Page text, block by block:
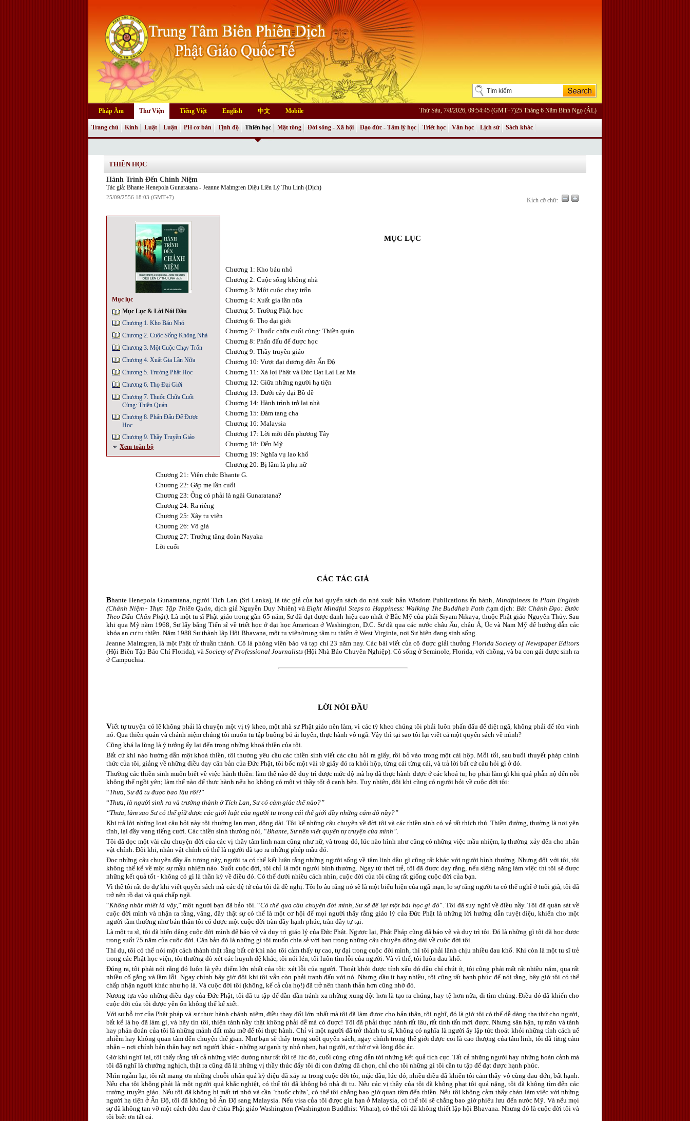
Pháp Âm Thư Viện Tiếng Việt English 中文 Mobile Thứ Sáu, 7/8/2026, 09:54:45 (GMT+7)25 Tháng 6 Năm Bính Ngọ (ÂL)
Trang chủ Kinh Luật Luận PH cơ bản Tịnh độ Thiền học Mật tông Đời sống - Xã hội Đạo đức - Tâm lý học Triết học Văn học Lịch sử Sách khác
THIỀN HỌC
Hành Trình Đến Chính Niệm
Tác giả: Bhante Henepola Gunaratana - Jeanne Malmgren Diệu Liên Lý Thu Linh (Dịch)
25/09/2556 18:03 (GMT+7) Kích cỡ chữ:
Mục lục
Mục Lục & Lời Nói Đầu
Chương 1. Kho Báu Nhỏ
Chương 2. Cuộc Sống Không Nhà
Chương 3. Một Cuộc Chạy Trốn
Chương 4. Xuất Gia Lần Nữa
Chương 5. Trường Phật Học
Chương 6. Thọ Đại Giới
Chương 7. Thuốc Chữa Cuối
Cùng: Thiền Quán
Chương 8. Phấn Đấu Để Được
Học
Chương 9. Thầy Truyền Giáo
Xem toàn bộ
MỤC LỤC
Chương 1: Kho báu nhỏ
Chương 2: Cuộc sống không nhà
Chương 3: Một cuộc chạy trốn
Chương 4: Xuất gia lần nữa
Chương 5: Trường Phật học
Chương 6: Thọ đại giới
Chương 7: Thuốc chữa cuối cùng: Thiền quán
Chương 8: Phấn đấu để được học
Chương 9: Thầy truyền giáo
Chương 10: Vượt đại dương đến Ấn Độ
Chương 11: Xá lợi Phật và Đức Đạt Lai Lạt Ma
Chương 12: Giữa những người hạ tiện
Chương 13: Dưới cây đại Bồ đề
Chương 14: Hành trình trở lại nhà
Chương 15: Đám tang cha
Chương 16: Malaysia
Chương 17: Lời mời đến phương Tây
Chương 18: Đến Mỹ
Chương 19: Nghĩa vụ lao khổ
Chương 20: Bị lầm là phụ nữ
Chương 21: Viên chức Bhante G.
Chương 22: Gặp mẹ lần cuối
Chương 23: Ông có phải là ngài Gunaratana?
Chương 24: Ra riêng
Chương 25: Xây tu viện
Chương 26: Vô giá
Chương 27: Trưởng tăng đoàn Nayaka
Lời cuối
CÁC TÁC GIẢ
Bhante Henepola Gunaratana, người Tích Lan (Sri Lanka), là tác giả của hai quyển sách do nhà xuất bản Wisdom Publications ấn hành, Mindfulness In Plain English
(Chánh Niệm - Thực Tập Thiền Quán, dịch giả Nguyễn Duy Nhiên) vàEight Mindful Steps to Happiness: Walking The Buddha’s Path (tạm dịch:Bát Chánh Đạo: Bước
Theo Dấu Chân Phật).Là một tu sĩ Phật giáo trong gần 65 năm, Sư đã đạt được danh hiệu cao nhất ở Bắc Mỹ của phái Siyam Nikaya, thuộc Phật giáo Nguyên Thủy. Sau
khi qua Mỹ năm 1968, Sư lấy bằng Tiến sĩ về triết học ở đại học American ở Washington, D.C. Sư đã qua các nước châu Âu, châu Á, Úc và Nam Mỹ để hướng dẫn các
khóa an cư tu thiền. Năm 1988 Sư thành lập Hội Bhavana, một tu viện/trung tâm tu thiền ở West Virginia, nơi Sư hiện đang sinh sống.
Jeanne Malmgren, là một Phật tử thuần thành. Cô là phóng viên báo và tạp chí 23 năm nay. Các bài viết của cô được giải thưởng Florida Society of Newspaper Editors
(Hội Biên Tập Báo Chí Florida), vàSociety of Professional Journalists (Hội Nhà Báo Chuyên Nghiệp). Cô sống ở Seminole, Florida, với chồng, và ba con gái được sinh ra
ở Campuchia.
LỜI NÓI ĐẦU
Viết tự truyện có lẽ không phải là chuyện một vị tỳ kheo, một nhà sư Phật giáo nên làm, vì các tỳ kheo chúng tôi phải luôn phấn đấu để diệt ngã, không phải để tôn vinh
nó. Qua thiền quán và chánh niệm chúng tôi muốn tu tập buông bỏ ái luyến, thực hành vô ngã. Vậy thì tại sao tôi lại viết cả một quyển sách về mình?
Cũng khá lạ lùng là ý tưởng ấy lại đến trong những khoá thiền của tôi.
Bất cứ khi nào hướng dẫn một khoá thiền, tôi thường yêu cầu các thiền sinh viết các câu hỏi ra giấy, rồi bỏ vào trong một cái hộp. Mỗi tối, sau buổi thuyết pháp chính
thức của tôi, giảng về những điều dạy căn bản của Đức Phật, tôi bốc một vài tờ giấy đó ra khỏi hộp, từng cái từng cái, và trả lời bất cứ câu hỏi gì ở đó.
Thường các thiền sinh muốn biết về việc hành thiền: làm thế nào để duy trì được mức độ mà họ đã thực hành được ở các khoá tu; họ phải làm gì khi quá phẫn nộ đến nỗi
không thể ngồi yên; làm thế nào để thực hành nếu họ không có một vị thầy tốt ở cạnh bên. Tuy nhiên, đôi khi cũng có người hỏi về cuộc đời tôi:
“Thưa, Sư đã tu được bao lâu rồi?”
“Thưa, là người sinh ra và trưởng thành ở Tích Lan, Sư có cảm giác thế nào?”
“Thưa, làm sao Sư có thể giữ được các giới luật của người tu trong cái thế giới đầy những cám dỗ nầy?”
Khi trả lời những loại câu hỏi này tôi thường lan man, dông dài. Tôi kể những câu chuyện về đời tôi và các thiền sinh có vẻ rất thích thú. Thiền đường, thường là nơi yên
tĩnh, lại đầy vang tiếng cười. Các thiền sinh thường nói, “Bhante, Sư nên viết quyển tự truyện của mình”.
Tôi đã đọc một vài câu chuyện đời của các vị thầy tâm linh nam cũng như nữ, và trong đó, lúc nào hình như cũng có những việc mầu nhiệm, lạ thường xảy đến cho nhân
vật chính. Đôi khi, nhân vật chính có thể là người đã tạo ra những phép mầu đó.
Đọc những câu chuyện đầy ấn tượng này, người ta có thể kết luận rằng những người sống về tâm linh dầu gì cũng rất khác với người bình thường. Nhưng đối với tôi, tôi
không thể kể về một sự mầu nhiệm nào. Suốt cuộc đời, tôi chỉ là một người bình thường. Ngay từ thời trẻ, tôi đã được dạy rằng, nếu siêng năng làm việc thì tôi sẽ được
những kết quả tốt - không có gì là thần kỳ về điều đó. Có thể dưới nhiều cách nhìn, cuộc đời của tôi cũng rất giống cuộc đời của bạn.
Vì thế tôi rất do dự khi viết quyển sách mà các đệ tử của tôi đã đề nghị. Tôi lo âu rằng nó sẽ là một biểu hiện của ngã mạn, lo sợ rằng người ta có thể nghĩ ở tuổi già, tôi đã
trở nên rồ dại và quá chấp ngã.
“Không nhất thiết là vậy,” một người bạn đã bảo tôi. “Có thể qua câu chuyện đời mình, Sư sẽ để lại một bài học gì đó”. Tôi đã suy nghĩ về điều nầy. Tôi đã quán sát về
cuộc đời mình và nhận ra rằng, vâng, đây thật sự có thể là một cơ hội để mọi người thấy rằng giáo lý của Đức Phật là những lời hướng dẫn tuyệt diệu, khiến cho một
người tầm thường như bản thân tôi có được một cuộc đời tràn đầy hạnh phúc, tràn đầy tự tại.
Là một tu sĩ, tôi đã hiến dâng cuộc đời mình để bảo vệ và duy trì giáo lý của Đức Phật. Ngược lại, Phật Pháp cũng đã bảo vệ và duy trì tôi. Đó là những gì tôi đã học được
trong suốt 75 năm của cuộc đời. Căn bản đó là những gì tôi muốn chia sẻ với bạn trong những câu chuyện dông dài về cuộc đời tôi.
Thí dụ, tôi có thể nói một cách thành thật rằng bất cứ khi nào tôi cảm thấy tự cao, tự đại trong cuộc đời mình, thì tôi phải lãnh chịu nhiều đau khổ. Khi còn là một tu sĩ trẻ
trong các Phật học viện, tôi thường dò xét các huynh đệ khác, tôi nói lén, tôi luôn tìm lỗi của người. Và vì thế, tôi luôn đau khổ.
Đúng ra, tôi phải nói rằng đó luôn là yếu điểm lớn nhất của tôi: xét lỗi của người. Thoát khỏi được tính xấu đó dầu chỉ chút ít, tôi cũng phải mất rất nhiều năm, qua rất
nhiều cố gắng và lầm lỗi. Ngay chính bây giờ đôi khi tôi vẫn còn phải tranh đấu với nó. Nhưng dầu ít hay nhiều, tôi cũng rất hạnh phúc để nói rằng, bây giờ tôi có thể
chấp nhận người khác như họ là. Và cuộc đời tôi (không, kể cả của họ!) đã trở nên thanh thản hơn cũng nhờ đó.
Nương tựa vào những điều dạy của Đức Phật, tôi đã tu tập để dần dần tránh xa những xung đột hơn là tạo ra chúng, hay tệ hơn nữa, đi tìm chúng. Điều đó đã khiến cho
cuộc đời của tôi được yên ổn không thể kể xiết.
Với sự hỗ trợ của Phật pháp và sự thực hành chánh niệm, điều thay đổi lớn nhất mà tôi đã làm được cho bản thân, tôi nghĩ, đó là giờ tôi có thể dễ dàng tha thứ cho người,
bất kể là họ đã làm gì, và hãy tin tôi, thiện tánh nầy thật không phải dễ mà có được! Tôi đã phải thực hành rất lâu, rất tinh tấn mới được. Nhưng sân hận, tự mãn và tánh
hay phán đoán của tôi là những mảnh đất màu mỡ để tôi thực hành. Chỉ vì một người đã trở thành tu sĩ, không có nghĩa là người ấy lập tức thoát khỏi những tính cách uế
nhiễm hay không quan tâm đến chuyện thế gian. Như bạn sẽ thấy trong suốt quyển sách, ngay chính trong thế giới được coi là cao thượng của tâm linh, tôi đã từng cảm
nhận – nơi chính bản thân hay nơi người khác - những sự ganh tỵ nhỏ nhen, hại người, sự thờ ơ và lòng độc ác.
Giờ khi nghĩ lại, tôi thấy rằng tất cả những việc dường như rất tồi tệ lúc đó, cuối cùng cũng dẫn tới những kết quả tích cực. Tất cả những người hay những hoàn cảnh mà
tôi đã nghĩ là chướng nghịch, thật ra cũng đã là những vị thầy thúc đẩy tôi đi con đường đã chọn, chỉ cho tôi những gì tôi cần tu tập để đạt được hạnh phúc.
Nhìn ngẫm lại, tôi rất mang ơn những chuỗi nhân quả kỳ diệu đã xảy ra trong cuộc đời tôi, mặc dầu, lúc đó, nhiều điều đã khiến tôi cảm thấy vô cùng đau đớn, bất hạnh.
Nếu cha tôi không phải là một người quá khắc nghiệt, có thể tôi đã không bỏ nhà đi tu. Nếu các vị thầy của tôi đã không phạt tôi quá nặng, tôi đã không tìm đến các
trường truyền giáo. Nếu tôi đã không bị mất trí nhớ và cần ‘thuốc chữa’, có thể tôi chẳng bao giờ quan tâm đến thiền. Nếu tôi không cảm thấy chán làm việc với những
người hạ tiện ở Ấn Độ, tôi đã không bỏ Ấn Độ sang Malaysia. Nếu visa của tôi được gia hạn ở Malaysia, có thể tôi sẽ chẳng bao giờ phiêu lưu đến nước Mỹ. Và nếu mọi
sự đã không tan vỡ một cách đớn đau ở chùa Phật giáo Washington (Washington Buddhist Vihara), có thể tôi đã không thiết lập hội Bhavana. Nhưng đó là cuộc đời tôi và
tôi biết ơn tất cả.